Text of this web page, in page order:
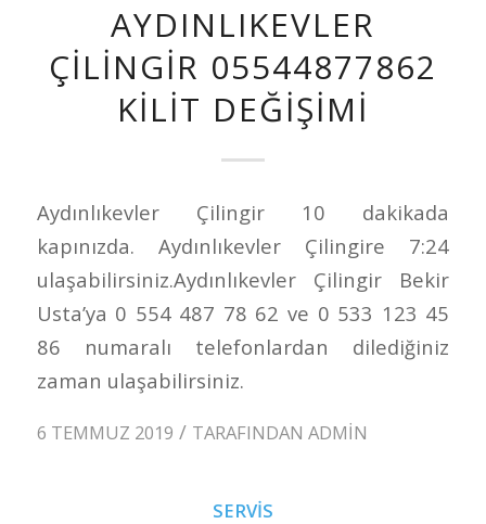
AYDINLIKEVLER
ÇILINGIR 05544877862
KILIT DEĞIŞIMI
Aydınlıkevler Çilingir 10 dakikada
kapınızda. Aydınlıkevler Çilingire 7:24
ulaşabilirsiniz.Aydınlıkevler Çilingir Bekir
Usta’ya 0 554 487 78 62 ve 0 533 123 45
86 numaralı telefonlardan dilediğiniz
zaman ulaşabilirsiniz.
6 TEMMUZ 2019 / TARAFINDAN ADMIN
SERVIS